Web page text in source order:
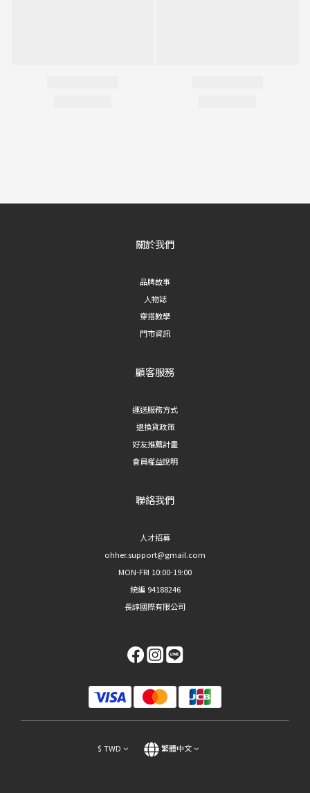
關於我們
品牌故事
人物誌
穿搭教學
門市資訊
顧客服務
運送服務方式
退換貨政策
好友推薦計畫
會員權益說明
聯絡我們
人才招募
ohher.support@gmail.com
MON-FRI 10:00-19:00
統編 94188246
長諄國際有限公司
$ TWD 繁體中文